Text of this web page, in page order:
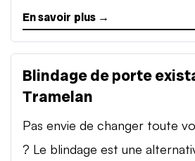
En savoir plus →
Blindage de porte
Tramelan
Pas envie de changer toute
? Le blindage est une